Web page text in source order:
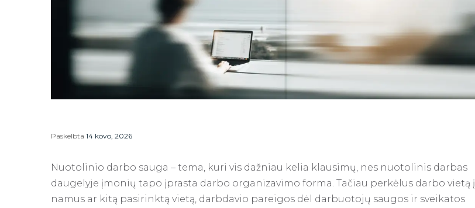
Paskelbta 14 kovo, 2026
Nuotolinio darbo sauga – tema, kuri vis dažniau kelia klausimų, nes nuotolinis darbas
daugelyje įmonių tapo įprasta darbo organizavimo forma. Tačiau perkėlus darbo vietą į
namus ar kitą pasirinktą vietą, darbdavio pareigos dėl darbuotojų saugos ir sveikatos